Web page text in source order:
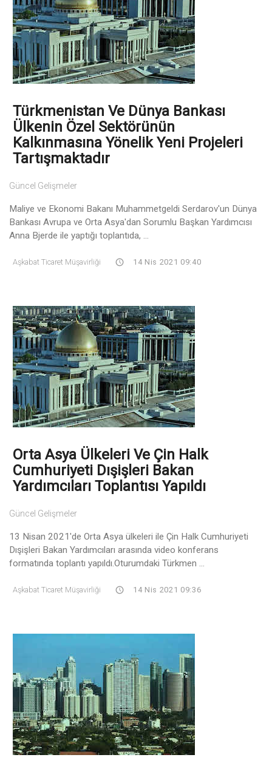
Türkmenistan Ve Dünya Bankası
Ülkenin Özel Sektörünün
Kalkınmasına Yönelik Yeni Projeleri
Tartışmaktadır
Güncel Gelişmeler
Maliye ve Ekonomi Bakanı Muhammetgeldi Serdarov'un Dünya
Bankası Avrupa ve Orta Asya'dan Sorumlu Başkan Yardımcısı
Anna Bjerde ile yaptığı toplantıda, ...
Aşkabat Ticaret Müşavirliği 14 Nis 2021 09:40
Orta Asya Ülkeleri Ve Çin Halk
Cumhuriyeti Dışişleri Bakan
Yardımcıları Toplantısı Yapıldı
Güncel Gelişmeler
13 Nisan 2021'de Orta Asya ülkeleri ile Çin Halk Cumhuriyeti
Dışişleri Bakan Yardımcıları arasında video konferans
formatında toplantı yapıldı.Oturumdaki Türkmen ...
Aşkabat Ticaret Müşavirliği 14 Nis 2021 09:36